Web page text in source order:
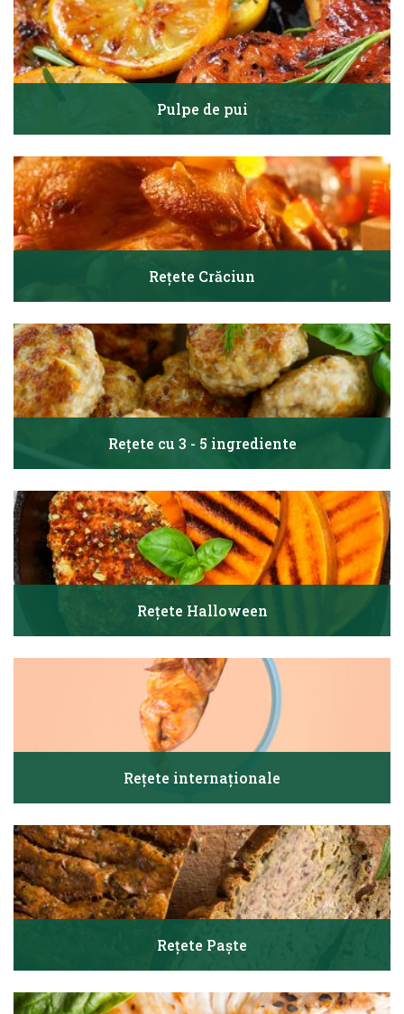
Pulpe de pui
Rețete Crăciun
Rețete cu 3 - 5 ingrediente
Rețete Halloween
Rețete internaționale
Rețete Paște